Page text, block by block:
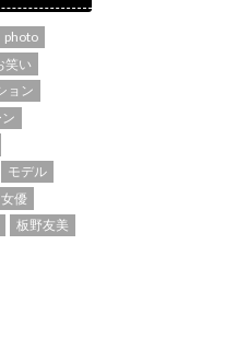
photo
笑い
ョン
モデル
女優
板野友美